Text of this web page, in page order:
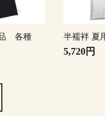
各種 半襦袢 夏
5,720円